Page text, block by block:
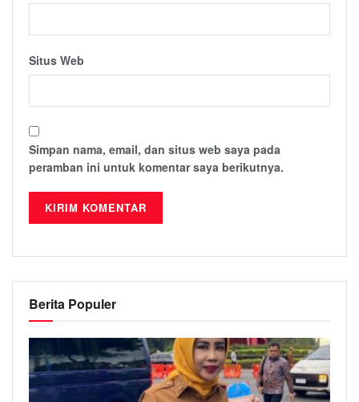
Situs Web
Simpan nama, email, dan situs web saya pada
peramban ini untuk komentar saya berikutnya.
Berita Populer